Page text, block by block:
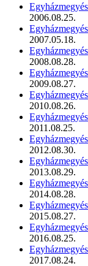
2006.08.25.
2007.05.18.
2008.08.28.
2009.08.27.
2010.08.26.
2011.08.25.
2012.08.30.
2013.08.29.
2014.08.28.
2015.08.27.
2016.08.25.
2017.08.24.